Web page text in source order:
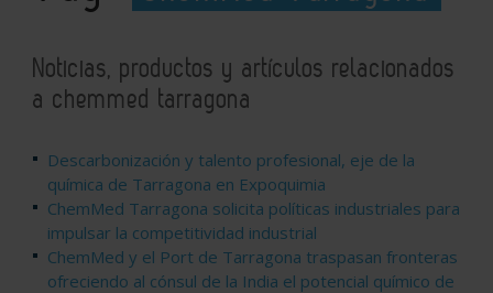
Noticias, productos y artículos relacionados
a chemmed tarragona
Descarbonización y talento profesional, eje de la
química de Tarragona en Expoquimia
ChemMed Tarragona solicita políticas industriales para
impulsar la competitividad industrial
ChemMed y el Port de Tarragona traspasan fronteras
ofreciendo al cónsul de la India el potencial químico de